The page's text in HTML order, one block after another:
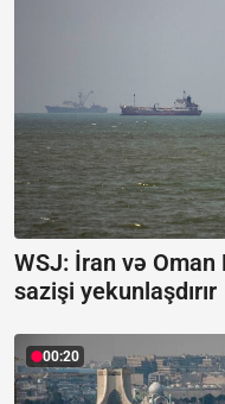
WSJ: İran və Oman
sazişi yekunlaşdırır
00:20